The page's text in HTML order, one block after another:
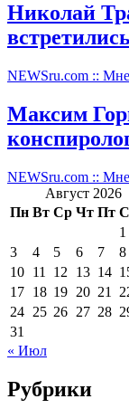
Николай
NEWSru.com ::
Максим
NEWSru.com ::
Август 2026
Пн Вт Ср Чт Пт
1
3
4 5 6 7 8
10 11 12 13 14
17 18 19 20 21
24 25 26 27 28
31
« Июл
Рубрики